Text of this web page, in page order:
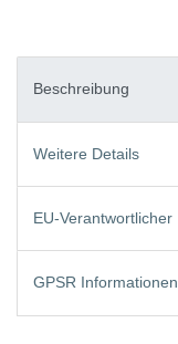
Beschreibung
Weitere Details
EU-Verantwortlicher
GPSR Informationen